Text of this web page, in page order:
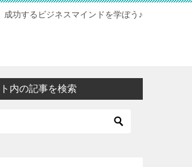
功するビジネスマインドを学ぼう♪
内の記事を検索